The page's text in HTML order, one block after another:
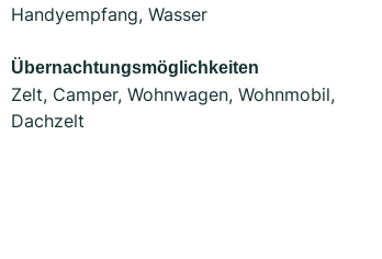
Handyempfang, Wasser
Übernachtungsmöglichkeiten
Zelt, Camper, Wohnwagen, Wohnmobil,
Dachzelt